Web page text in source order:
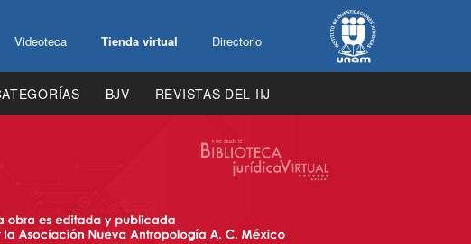
Videoteca Tienda virtual Directorio
BJV REVISTAS DEL IIJ